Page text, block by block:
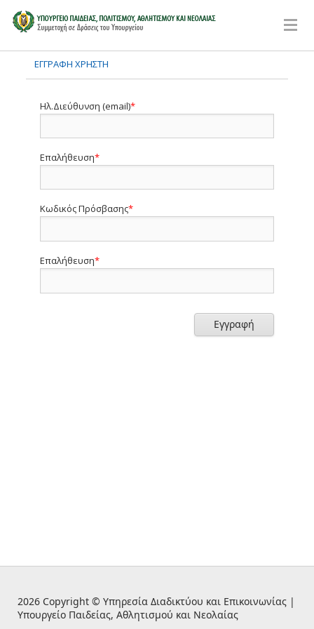
ΕΓΓΡΑΦΗ ΧΡΗΣΤΗ
Ηλ.Διεύθυνση (email)*
Επαλήθευση*
Κωδικός Πρόσβασης*
Επαλήθευση*
Εγγραφή
2026 Copyright © Υπηρεσία Διαδικτύου και Επικοινωνίας |
Υπουργείο Παιδείας, Αθλητισμού και Νεολαίας